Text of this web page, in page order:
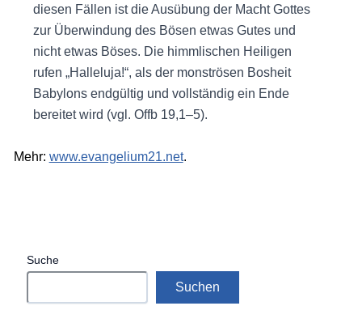
diesen Fällen ist die Ausübung der Macht Gottes
zur Überwindung des Bösen etwas Gutes und
nicht etwas Böses. Die himmlischen Heiligen
rufen „Halleluja!“, als der monströsen Bosheit
Babylons endgültig und vollständig ein Ende
bereitet wird (vgl. Offb 19,1–5).
Mehr: www.evangelium21.net.
Suche
Suchen